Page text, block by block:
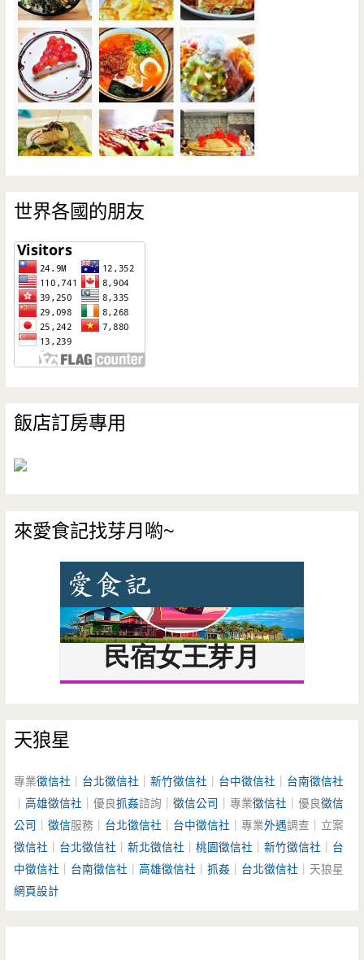
世界各國的朋友
飯店訂房專用
來愛食記找芽月喲~
天狼星
專業徵信社 台北徵信社 ｜新竹徵信社 台中徵信社
台南徵信社
｜高雄徵信社 ｜優良抓姦諮詢｜徵信公司 ｜專業徵信社 ｜優良徵信
公司 ｜徵信服務｜ 台北徵信社 台中徵信社 ｜專業外遇調查｜立案
徵信社
台北徵信社 ｜新北徵信社 ｜桃園徵信社 ｜新竹徵信社
台
中徵信社
台南徵信社 ｜高雄徵信社 ｜抓姦 台北徵信社 ｜天狼星
網頁設計